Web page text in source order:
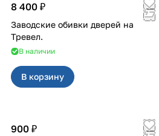
8 400 ₽
Заводские обивки дверей на
Тревел.
В наличии
В корзину
900 ₽